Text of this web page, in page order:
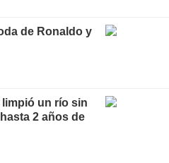
de Ronaldo y
un río sin
2 años de